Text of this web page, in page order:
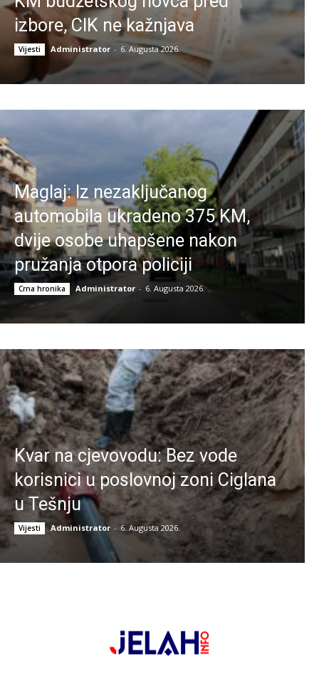
izbore, CIK ne kažnjava
Vijesti Administrator - 6. Augusta 2026.
Maglaj: Iz nezaključanog
automobila ukradeno 375 KM,
dvije osobe uhapšene nakon
pružanja otpora policiji
Crna hronika Administrator - 6. Augusta 2026.
Kvar na cjevovodu: Bez vode
korisnici u poslovnoj zoni Ciglana
u Tešnju
Vijesti Administrator - 6. Augusta 2026.